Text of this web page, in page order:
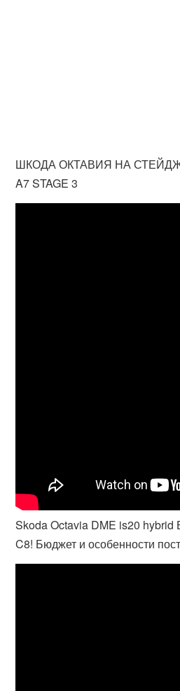
ШКОДА ОКТАВИЯ НА СТЕЙДЖ
A7 STAGE 3
Skoda Octavia DME is20
C8! Бюджет и особенности